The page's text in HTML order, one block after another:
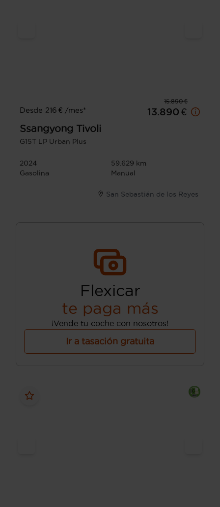
15.890 €
Desde 216 € /mes*
13.890 €
Ssangyong Tivoli
G15T LP Urban Plus
2024
59.629 km
Gasolina
Manual
San Sebastián de los Reyes
Flexicar
te paga más
¡Vende tu coche con nosotros!
Ir a tasación gratuita